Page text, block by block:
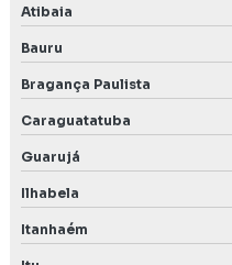
Precend
Preço estudo de impacto
Preço inventário florestal
Preço de licença ambiental
Preço licenciamento
Projeto técnico de
Atibaia
Bauru
Bragança Paulista
Caraguatatuba
Guarujá
Ilhabela
Itanhaém